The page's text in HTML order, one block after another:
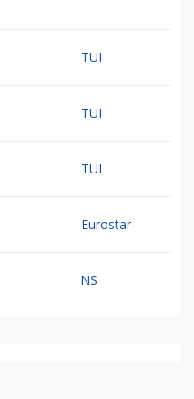
TUI
TUI
TUI
Eurostar
NS